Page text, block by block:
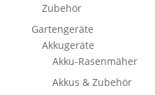
Zubehör
Gartengeräte
Akkugeräte
Akku-Rasenmäher
Akkus & Zubehör